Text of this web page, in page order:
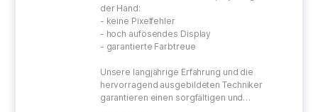
der Hand:
- keine Pixelfehler
- hoch aufösendes Display
- garantierte Farbtreue
Unsere langjährige Erfahrung und die
hervorragend ausgebildeten Techniker
garantieren einen sorgfältigen und